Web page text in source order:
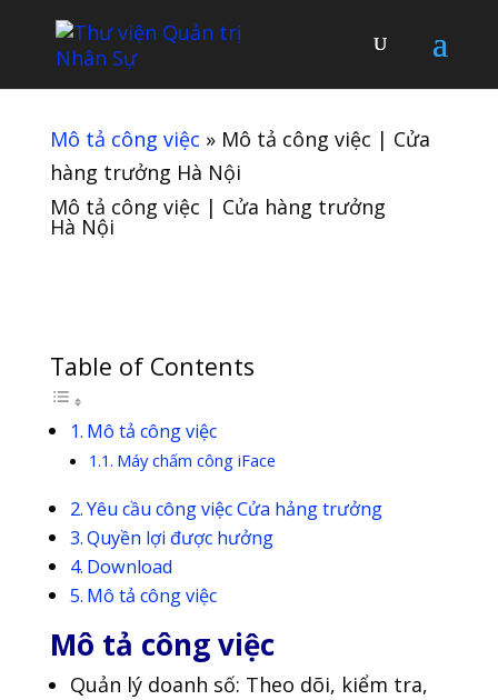
Mô tả công việc » Mô tả công việc | Cửa
hàng trưởng Hà Nội
Mô tả công việc | Cửa hàng trưởng
Hà Nội
Table of Contents
Mô tả công việc
Máy chấm công iFace
Yêu cầu công việc Cửa hảng trưởng
Quyền lợi được hưởng
Download
Mô tả công việc
Mô tả công việc
Quản lý doanh số: Theo dõi, kiểm tra,